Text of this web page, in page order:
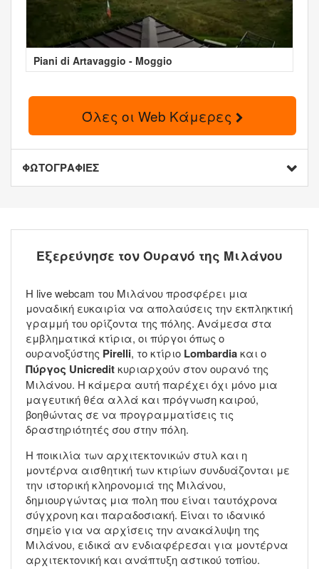
Piani di Artavaggio - Moggio
Όλες οι Web Κάμερες
ΦΩΤΟΓΡΑΦΙΕΣ
Εξερεύνησε τον Ουρανό της Μιλάνου
Η live webcam του Μιλάνου προσφέρει μια
μοναδική ευκαιρία να απολαύσεις την εκπληκτική
γραμμή του ορίζοντα της πόλης. Ανάμεσα στα
εμβληματικά κτίρια, οι πύργοι όπως ο
ουρανοξύστης Pirelli, το κτίριο Lombardiaκαι ο
Πύργος Unicreditκυριαρχούν στον ουρανό της
Μιλάνου. Η κάμερα αυτή παρέχει όχι μόνο μια
μαγευτική θέα αλλά και πρόγνωση καιρού,
βοηθώντας σε να προγραμματίσεις τις
δραστηριότητές σου στην πόλη.
Η ποικιλία των αρχιτεκτονικών στυλ και η
μοντέρνα αισθητική των κτιρίων συνδυάζονται με
την ιστορική κληρονομιά της Μιλάνου,
δημιουργώντας μια πολη που είναι ταυτόχρονα
σύγχρονη και παραδοσιακή. Είναι το ιδανικό
σημείο για να αρχίσεις την ανακάλυψη της
Μιλάνου, ειδικά αν ενδιαφέρεσαι για μοντέρνα
αρχιτεκτονική και ανάπτυξη αστικού τοπίου.